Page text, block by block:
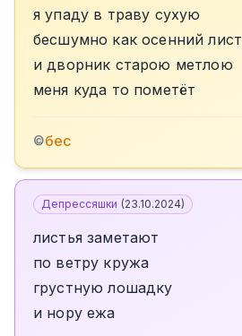
я упаду в траву сухую
бесшумно как осенний лист
и дворник старою метлою
меня куда то пометёт
©бес
Депрессяшки (23.10.2024)
листья заметают
по ветру кружа
грустную лошадку
и нору ежа